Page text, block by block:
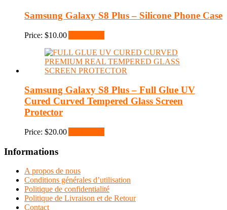
Samsung Galaxy S8 Plus – Silicone Phone Case
Price: $10.00
Samsung Galaxy S8 Plus – Full Glue UV
Cured Curved Tempered Glass Screen
Protector
Price: $20.00
Informations
A propos de nous
Conditions générales d’utilisation
Politique de confidentialité
Politique de Livraison et de Retour
Contact